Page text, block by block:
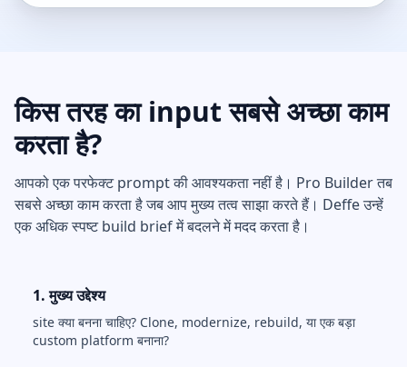
किस तरह का input सबसे अच्छा काम
करता है?
आपको एक परफेक्ट prompt की आवश्यकता नहीं है। Pro Builder तब
सबसे अच्छा काम करता है जब आप मुख्य तत्व साझा करते हैं। Deffe उन्हें
एक अधिक स्पष्ट build brief में बदलने में मदद करता है।
1. मुख्य उद्देश्य
site क्या बनना चाहिए? Clone, modernize, rebuild, या एक बड़ा
custom platform बनाना?